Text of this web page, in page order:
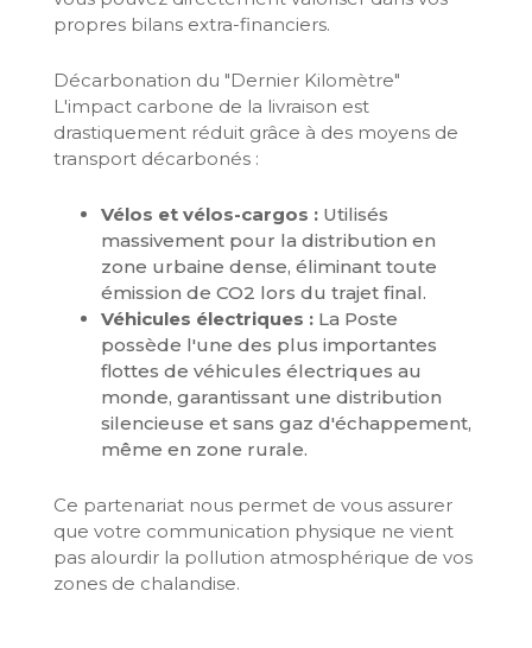
propres bilans extra-financiers.
Décarbonation du "Dernier Kilomètre"
L'impact carbone de la livraison est
drastiquement réduit grâce à des moyens de
transport décarbonés :
Vélos et vélos-cargos :Utilisés
massivement pour la distribution en
zone urbaine dense, éliminant toute
émission de CO2 lors du trajet final.
Véhicules électriques :La Poste
possède l'une des plus importantes
flottes de véhicules électriques au
monde, garantissant une distribution
silencieuse et sans gaz d'échappement,
même en zone rurale.
Ce partenariat nous permet de vous assurer
que votre communication physique ne vient
pas alourdir la pollution atmosphérique de vos
zones de chalandise.